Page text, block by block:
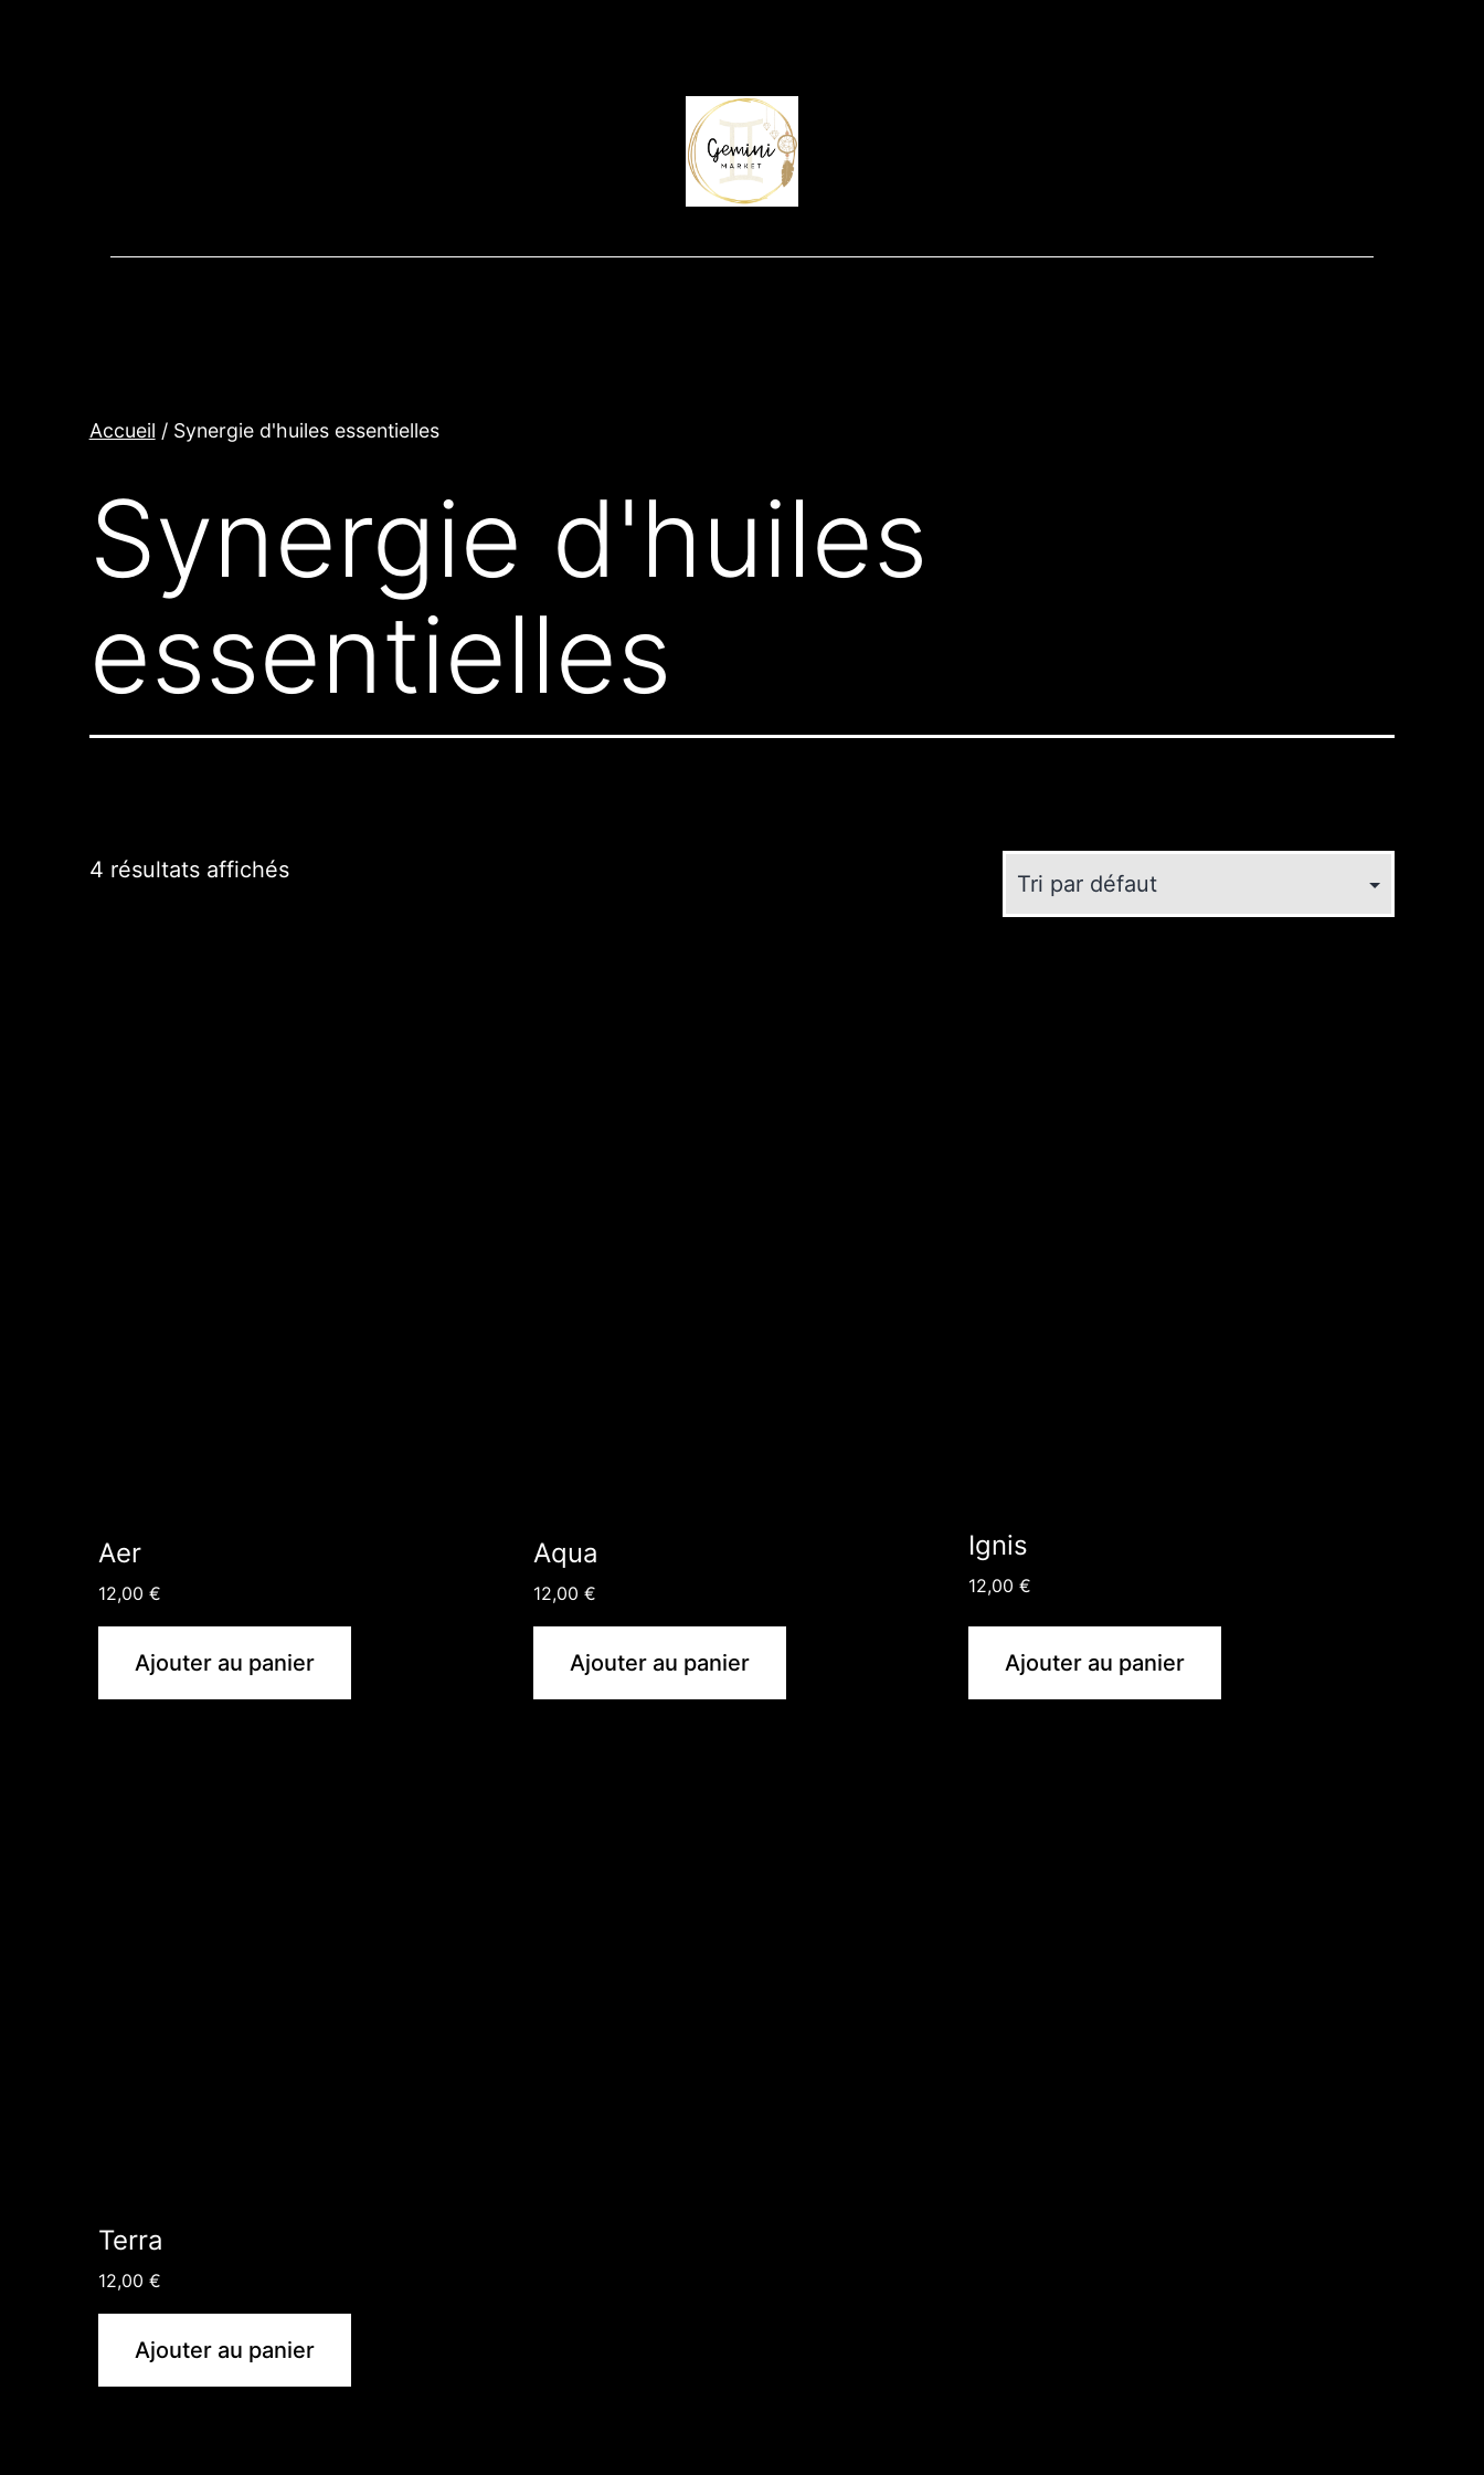
Accueil / Synergie d'huiles essentielles
Synergie d'huiles
essentielles
4 résultats affichés
Aer
12,00 €
Ajouter au panier
Aqua
12,00 €
Ajouter au panier
Ignis
12,00€
Ajouter au panier
Terra
12,00 €
Ajouter au panier